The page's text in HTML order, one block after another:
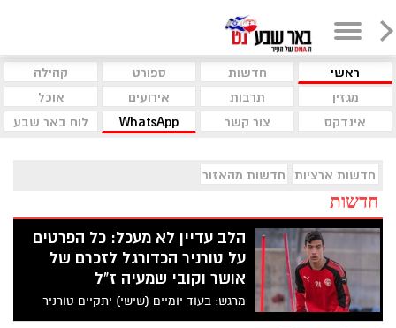
ראשי חדשות ספורט
קהילה
מגזין
תרבות אירועים
אוכל
אינדקס
צור קשר WhatsApp לוח באר שבע
חדשות ארציות חדשות מהאזור
חדשות
הלב עדיין לא מעכל: כל הפרטים
על טורניר הכדורגל לזכרם של
אושר וקובי שמעיה ז"ל
מרגש: בעוד יומיים (שישי) יתקיים טורניר
כדורגל לזכרו של סמל אושר שמעיה, שחקן